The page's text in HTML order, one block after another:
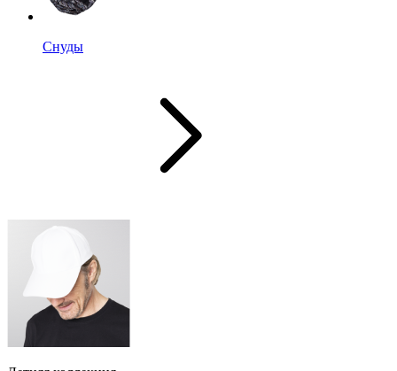
Снуды